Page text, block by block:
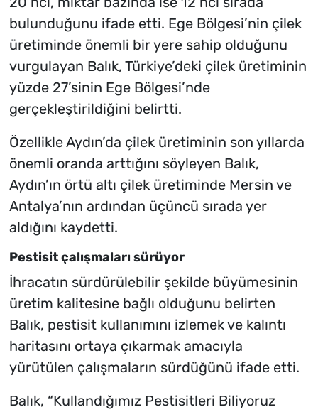
bulunduğunu ifade etti. Ege Bölgesi’nin çilek
üretiminde önemli bir yere sahip olduğunu
vurgulayan Balık, Türkiye’deki çilek üretiminin
yüzde 27’sinin Ege Bölgesi’nde
gerçekleştirildiğini belirtti.
Özellikle Aydın’da çilek üretiminin son yıllarda
önemli oranda arttığını söyleyen Balık,
Aydın’ın örtü altı çilek üretiminde Mersin ve
Antalya’nın ardından üçüncü sırada yer
aldığını kaydetti.
Pestisit çalışmaları sürüyor
İhracatın sürdürülebilir şekilde büyümesinin
üretim kalitesine bağlı olduğunu belirten
Balık, pestisit kullanımını izlemek ve kalıntı
haritasını ortaya çıkarmak amacıyla
yürütülen çalışmaların sürdüğünü ifade etti.
Balık, “Kullandığımız Pestisitleri Biliyoruz